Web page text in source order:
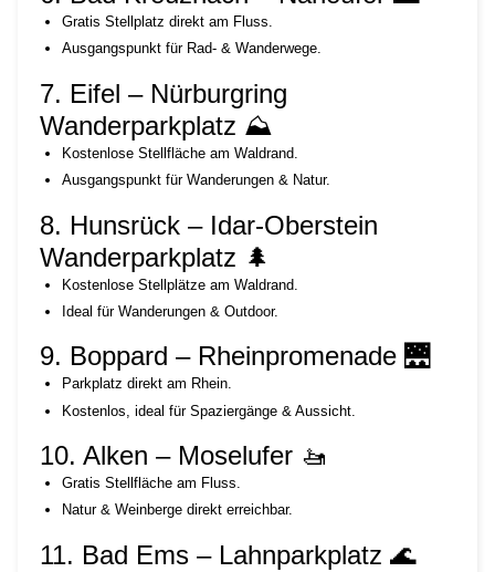
Gratis Stellplatz direkt am Fluss.
Ausgangspunkt für Rad- & Wanderwege.
7. Eifel – Nürburgring
Wanderparkplatz ⛰️
Kostenlose Stellfläche am Waldrand.
Ausgangspunkt für Wanderungen & Natur.
8. Hunsrück – Idar-Oberstein
Wanderparkplatz 🌲
Kostenlose Stellplätze am Waldrand.
Ideal für Wanderungen & Outdoor.
9. Boppard – Rheinpromenade 🌉
Parkplatz direkt am Rhein.
Kostenlos, ideal für Spaziergänge & Aussicht.
10. Alken – Moselufer 🚤
Gratis Stellfläche am Fluss.
Natur & Weinberge direkt erreichbar.
11. Bad Ems – Lahnparkplatz 🌊